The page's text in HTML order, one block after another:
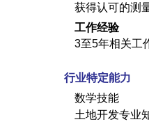
获得认可的测
工作经验
3至5年相关工
行业特定能力
数学技能
土地开发专业